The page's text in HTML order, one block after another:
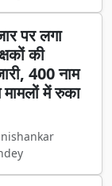
पर लगा
की
400 नाम
में रुका